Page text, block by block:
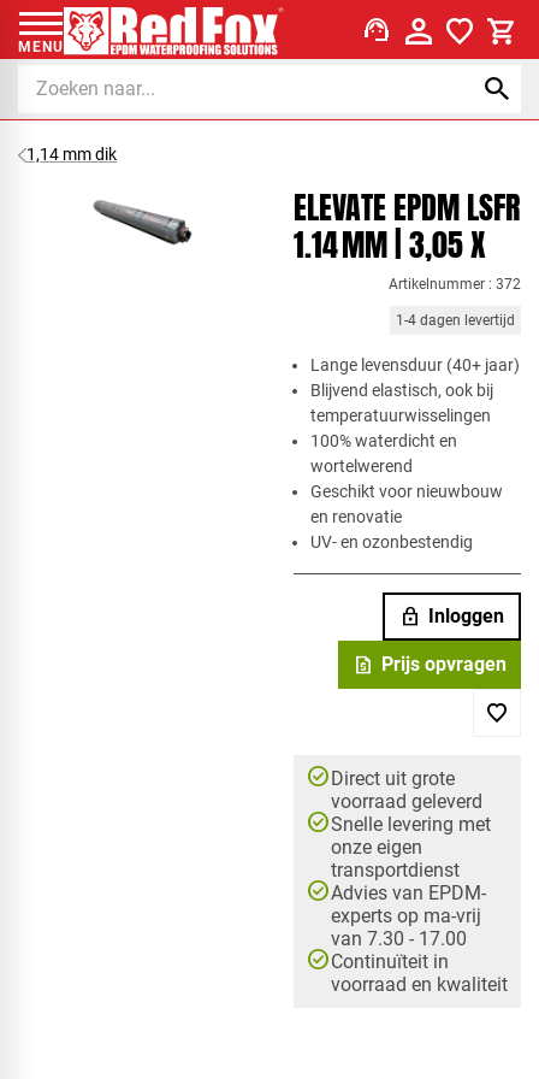
MENU support_agent
1,14 mm dik
ELEVATE EPDM LSFR
1.14 MM | 3,05 X
Artikelnummer : 372
1-4 dagen levertijd
Lange levensduur (40+ jaar)
Blijvend elastisch, ook bij
temperatuurwisselingen
100% waterdicht en
wortelwerend
Geschikt voor nieuwbouw
en renovatie
UV- en ozonbestendig
lock Inloggen
request_quote Prijs opvragen
check_circleDirect uit grote
voorraad geleverd
check_circleSnelle levering met
onze eigen
transportdienst
check_circleAdvies van EPDM-
experts op ma-vrij
van 7.30 - 17.00
check_circleContinuïteit in
voorraad en kwaliteit